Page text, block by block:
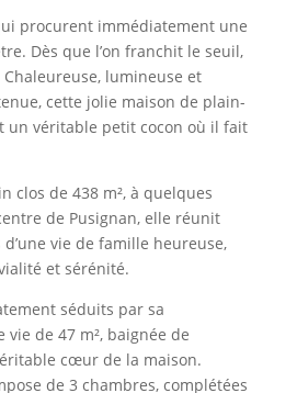
procurent immédiatement une
Dès que l’on franchit le seuil,
Chaleureuse, lumineuse et
cette jolie maison de plain-
un véritable petit cocon où il fait
clos de 438 m², à quelques
de Pusignan, elle réunit
vie de famille heureuse,
et sérénité.
séduits par sa
de 47 m², baignée de
cœur de la maison.
de 3 chambres, complétées